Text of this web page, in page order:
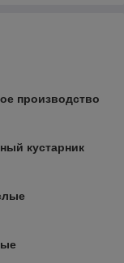
производство
кустарник